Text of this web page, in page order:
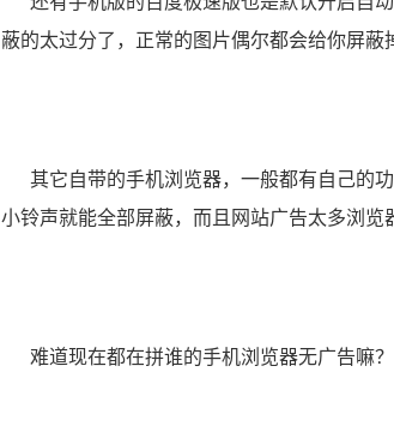
蔽的太过分了，正常的图片偶尔都会给你屏蔽
其它自带的手机浏览器，一般都有自己的
小铃声就能全部屏蔽，而且网站广告太多浏览
难道现在都在拼谁的手机浏览器无广告嘛？